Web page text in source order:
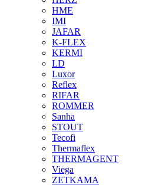
HME
IMI
JAFAR
K-FLEX
KERMI
LD
Luxor
Reflex
RIFAR
ROMMER
Sanha
STOUT
Tecofi
Thermaflex
THERMAGENT
Viega
ZETKAMA